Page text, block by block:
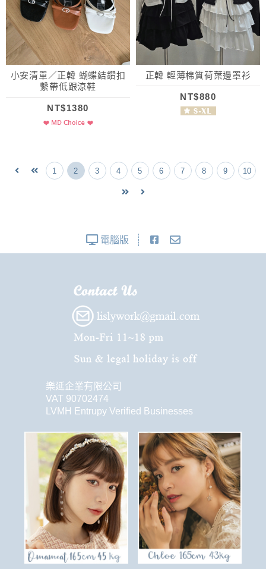
小安清單／正韓 蝴蝶結鑽扣
繫帶低跟涼鞋
NT$1380
正韓 輕薄棉質荷葉邊罩衫
NT$880
1 2 3 4 5 6 7 8 9 10
電腦版
樂延企業有限公司
VAT 90702474
LVMH Entrupy Verified Businesses